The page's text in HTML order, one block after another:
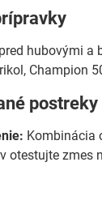
hubovými a
Champion
postreky
Kombinácia
otestujte zmes